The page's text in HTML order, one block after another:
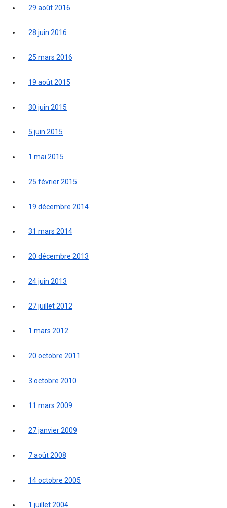
29 août 2016
28 juin 2016
25 mars 2016
19 août 2015
30 juin 2015
5 juin 2015
1 mai 2015
25 février 2015
19 décembre 2014
31 mars 2014
20 décembre 2013
24 juin 2013
27 juillet 2012
1 mars 2012
20 octobre 2011
3 octobre 2010
11 mars 2009
27 janvier 2009
7 août 2008
14 octobre 2005
1 juillet 2004